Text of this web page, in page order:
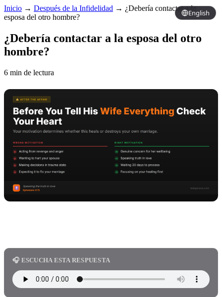
English
Inicio → Después de la Infidelidad → ¿Debería contactar a la
esposa del otro hombre?
¿Debería contactar a la esposa del otro
hombre?
6 min de lectura
🎧 ESCUCHA ESTA RESPUESTA